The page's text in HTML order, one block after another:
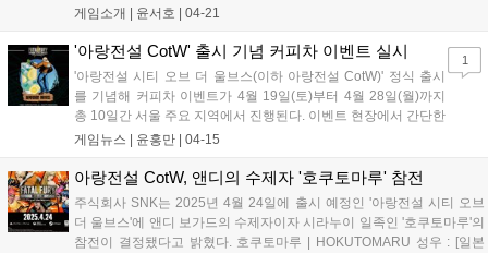
점인 '아랑전설'의 이야기가 26년 만에 다시 부활하는 셈이다. 그
터 관심을 받을 수밖에...
게임소개 | 윤서호 04-21
'아랑전설 CotW' 출시 기념 커피차 이벤트 실시
'아랑전설 시티 오브 더 울브스(이하 아랑전설 CotW)' 정식 출시
를 기념해 커피차 이벤트가 4월 19일(토)부터 4월 28일(월)까지
총 10일간 서울 주요 지역에서 진행된다. 이벤트 현장에서 간단한
미션에 참여하면, '아랑전설 CotW'만의 특별 쿠키 & 음료, 그리고
경품 소...
게임뉴스 | 윤홍만 04-15
1
아랑전설 CotW, 앤디의 수제자 '호쿠토마루' 참전
주식회사 SNK는 2025년 4월 24일에 출시 예정인 '아랑전설 시티 오브
더 울브스'에 앤디 보가드의 수제자이자 시라누이 일족인 '호쿠토마루'의
참전이 결정됐다고 밝혔다. 호쿠토마루 | HOKUTOMARU 성우 : [일본